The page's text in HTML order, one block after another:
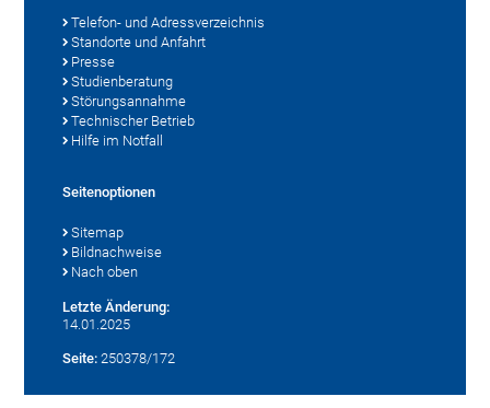
Telefon- und Adressverzeichnis
Standorte und Anfahrt
Presse
Studienberatung
Störungsannahme
Technischer Betrieb
Hilfe im Notfall
Seitenoptionen
Sitemap
Bildnachweise
Nach oben
Letzte Änderung:
14.01.2025
Seite: 250378/172